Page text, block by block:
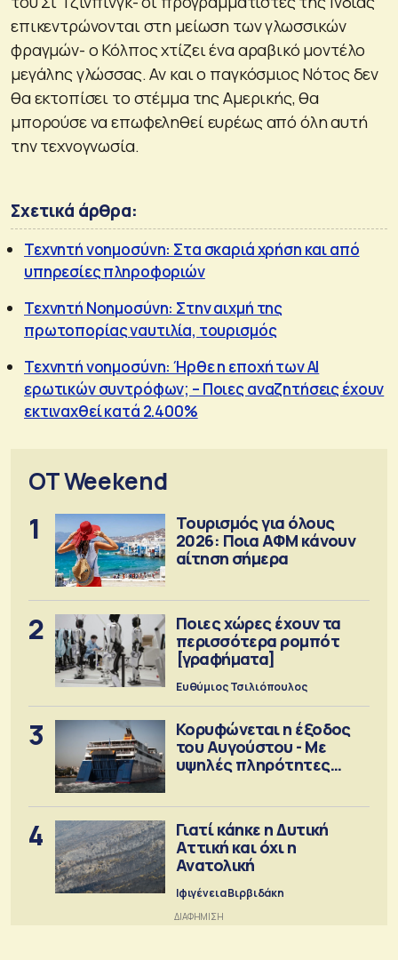
επικεντρώνονται στη μείωση των γλωσσικών
φραγμών- ο Κόλπος χτίζει ένα αραβικό μοντέλο
μεγάλης γλώσσας. Αν και ο παγκόσμιος Νότος δεν
θα εκτοπίσει το στέμμα της Αμερικής, θα
μπορούσε να επωφεληθεί ευρέως από όλη αυτή
την τεχνογνωσία.
Σχετικά άρθρα:
Τεχνητή νοημοσύνη: Στα σκαριά χρήση και από
υπηρεσίες πληροφοριών
Τεχνητή Νοημοσύνη: Στην αιχμή της
πρωτοπορίας ναυτιλία, τουρισμός
Τεχνητή νοημοσύνη: Ήρθε η εποχή των AI
ερωτικών συντρόφων; – Ποιες αναζητήσεις έχουν
εκτιναχθεί κατά 2.400%
OT Weekend
1
Τουρισμός για όλους
2026: Ποια ΑΦΜ κάνουν
αίτηση σήμερα
2
Ποιες χώρες έχουν τα
περισσότερα ρομπότ
[γραφήματα]
Ευθύμιος Τσιλιόπουλος
3
Κορυφώνεται η έξοδος
του Αυγούστου - Με
υψηλές πληρότητες
4
Γιατί κάηκε η Δυτική
Αττική και όχι η
Ανατολική
Ιφιγένεια Βιρβιδάκη